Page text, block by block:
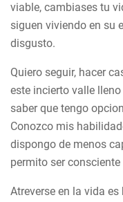
viable, cambiases tu
siguen viviendo en su
disgusto.
Quiero seguir, hacer
este incierto valle
saber que tengo
Conozco mis
dispongo de menos
permito ser
Atreverse en la vida